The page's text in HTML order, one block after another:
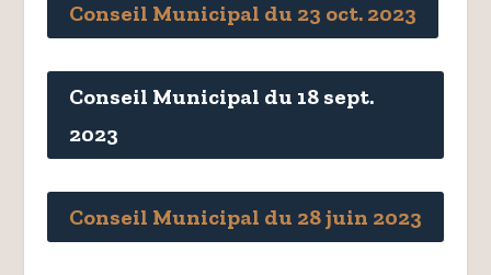
Conseil Municipal du 23 oct. 2023
Conseil Municipal du 18 sept.
2023
Conseil Municipal du 28 juin 2023